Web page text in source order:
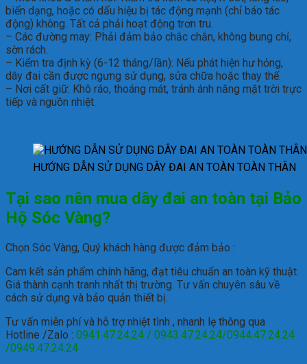
biến dạng, hoặc có dấu hiệu bị tác động mạnh (chỉ báo tác
động) không. Tất cả phải hoạt động trơn tru.
– Các đường may: Phải đảm bảo chắc chắn, không bung chỉ,
sờn rách.
– Kiểm tra định kỳ (6-12 tháng/lần): Nếu phát hiện hư hỏng,
dây đai cần được ngưng sử dụng, sửa chữa hoặc thay thế.
– Nơi cất giữ: Khô ráo, thoáng mát, tránh ánh nắng mặt trời trực
tiếp và nguồn nhiệt.
HƯỚNG DẪN SỬ DỤNG DÂY ĐAI AN TOÀN TOÀN THÂN
Tại sao nên mua dây đai an toàn tại Bảo
Hộ Sóc Vàng?
Chọn Sóc Vàng, Quý khách hàng được đảm bảo :
Cam kết sản phẩm chính hãng, đạt tiêu chuẩn an toàn kỹ thuật.
Giá thành cạnh tranh nhất thị trường. Tư vấn chuyên sâu về
cách sử dụng và bảo quản thiết bị.
Tư vấn miễn phí và hỗ trợ nhiệt tình , nhanh lẹ thông qua
Hotline /Zalo : 0941.47.24.24 / 0943.47.24.24/0944.47.24.24
/0949.47.24.24